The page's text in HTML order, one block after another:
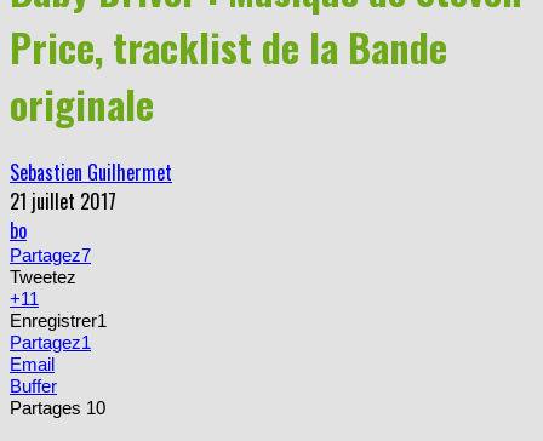
Price, tracklist de la Bande
originale
Sebastien Guilhermet
21 juillet 2017
bo
Partagez7
Tweetez
+11
Enregistrer1
Partagez1
Email
Buffer
Partages 10